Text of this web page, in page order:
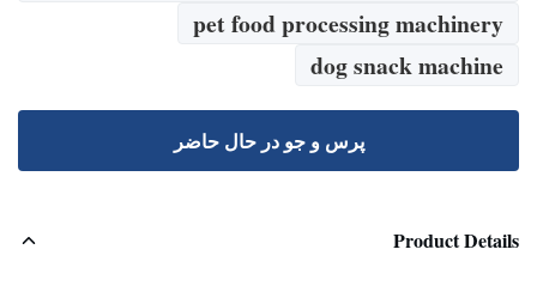
pet food processing machinery
dog snack machine
پرس و جو در حال حاضر
Product Details